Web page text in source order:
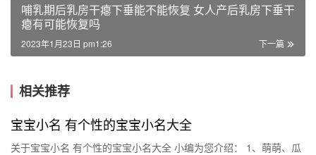
哺乳期后乳房干瘪下垂能不能恢复 女人产后乳房下垂干
瘪有可能恢复吗
下一篇
2023年1月23日 pm1:26
相关推荐
宝宝小名 有个性的宝宝小名大全
关于宝宝小名 有个性的宝宝小名大全 小编为您介绍： 1、萌萌、瓜